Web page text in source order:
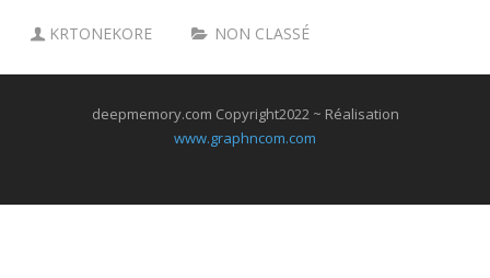
KRTONEKORE NON CLASSÉ
deepmemory.com Copyright2022 ~ Réalisation
www.graphncom.com